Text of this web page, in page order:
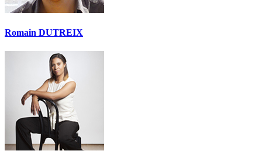
Romain DUTREIX